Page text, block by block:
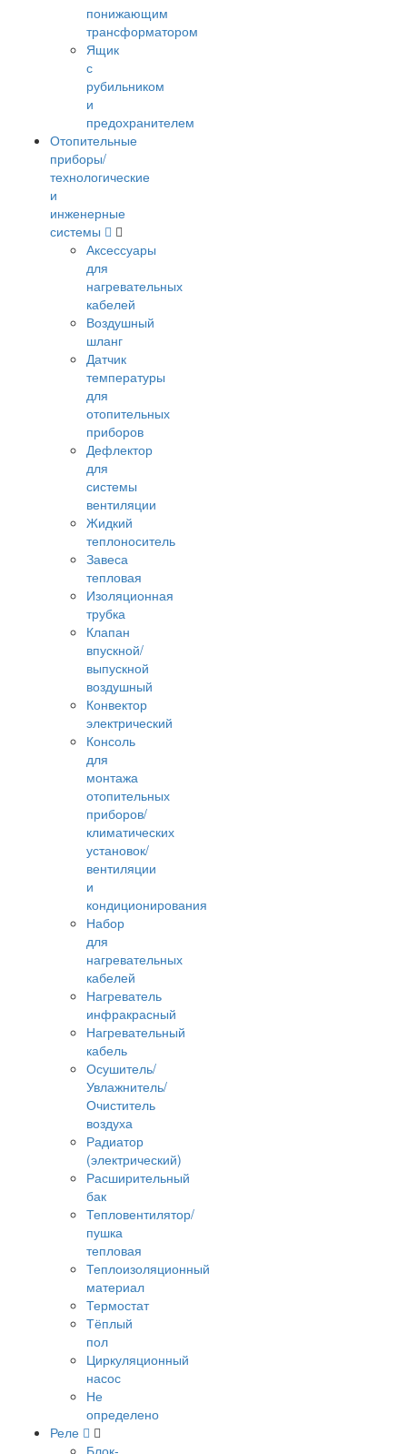
понижающим
трансформатором
Ящик
с
рубильником
и
предохранителем
Отопительные
приборы/
технологические
и
инженерные
системы
Аксессуары
для
нагревательных
кабелей
Воздушный
шланг
Датчик
температуры
для
отопительных
приборов
Дефлектор
для
системы
вентиляции
Жидкий
теплоноситель
Завеса
тепловая
Изоляционная
трубка
Клапан
впускной/
выпускной
воздушный
Конвектор
электрический
Консоль
для
монтажа
отопительных
приборов/
климатических
установок/
вентиляции
и
кондиционирования
Набор
для
нагревательных
кабелей
Нагреватель
инфракрасный
Нагревательный
кабель
Осушитель/
Увлажнитель/
Очиститель
воздуха
Радиатор
(электрический)
Расширительный
бак
Тепловентилятор/
пушка
тепловая
Теплоизоляционный
материал
Термостат
Тёплый
пол
Циркуляционный
насос
Не
определено
Реле